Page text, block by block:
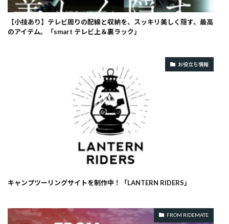
【小技あり】テレビ周りの配線と収納を、スッキリ美しく隠す、最高
のアイテム。「smart テレビ上＆裏ラック」
お役立ち情報
キャンプツーリングサイトを制作中！「LANTERN RIDERS」
FROM RIDEMATE